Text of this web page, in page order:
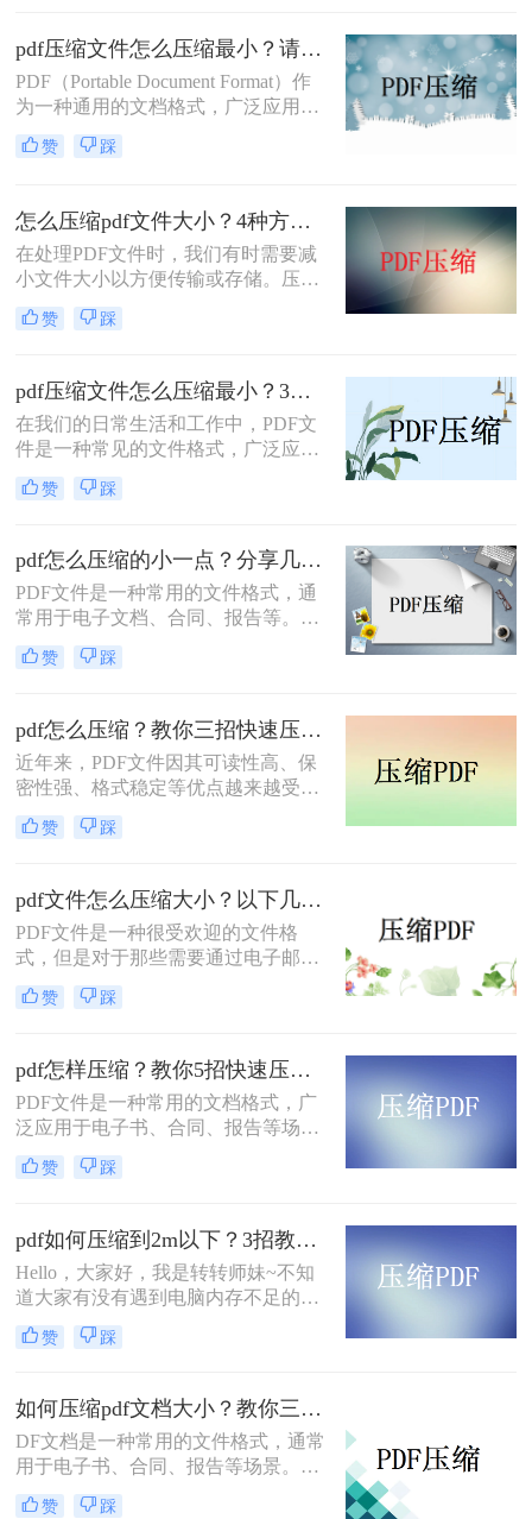
户发前，人都喜欢需要先把它们压
缩。当PDF文件太大的时候，如何进
行PDF如何压缩？还有什么压缩方式
可以把PDF文件压缩到最小？与大家
分享两种pdf压缩方法。
pdf压缩文件怎么压缩最小？请收好这些pdf压缩方法！
PDF（Portable Document Format）作
为一种通用的文档格式，广泛应用于
各个领域。然而，由于其较高的文件
大小，PDF文件在传输和存储过程中
文件过大的问题，本文将介绍pdf压缩
文件怎么压缩最小​技巧，帮助您最大
程度地压缩PDF文件的大小。
赞 踩
怎么压缩pdf文件大小？4种方法教你轻松搞定！
​在处理PDF文件时，我们有时需要减
小文件大小以方便传输或存储。压缩
PDF文件可以采取多种方法，包括使
用专业软件、在线工具或手机应用
文件大小方法。
赞 踩
pdf压缩文件怎么压缩最小？3种方法任你选择！
在我们的日常生活和工作中，PDF文
件是一种常见的文件格式，广泛应用
于各种场景。然而，有时候我们会遇
到PDF文件过大，导致传输、存储或
怎么压缩最小呢?下面小编将分享3种
简单的方法，让你可以轻松将PDF文
件变小。
赞 踩
pdf怎么压缩的小一点？分享几种好用的压缩方法！
PDF文件是一种常用的文件格式，通
常用于电子文档、合同、报告等。然
而，有时候PDF文件的大小会非常
大，导致传输和存储变得不太方便。
的技巧。下面将介绍几种pdf怎么压缩
的小一点方法。
赞 踩
pdf怎么压缩？教你三招快速压缩！
近年来，PDF文件因其可读性高、保
密性强、格式稳定等优点越来越受到
人们的青睐。但是，随之而来的问题
就是文件大小过大且不便于共享和传
为了许多人关注的焦点。本文将为大
家详细介绍pdf怎么压缩的方法和技
巧，帮助您更高效地完成压缩任务，
让您的工作变得更加便捷！
赞 踩
pdf文件怎么压缩大小？以下几种方法帮你轻松解决！
PDF文件是一种很受欢迎的文件格
式，但是对于那些需要通过电子邮件
或云存储服务发送PDF文件的人来
说，文件大小可能会成为一个问题，
制。在这种情况下，您需要一种方法
来快速减小PDF文件的大小。这里介
绍pdf文件怎么压缩大小方法来帮助您
压缩PDF文件。
赞 踩
pdf怎样压缩？教你5招快速压缩！
PDF文件是一种常用的文档格式，广
泛应用于电子书、合同、报告等场
景。由于PDF文件通常包含大量的文
本和图像信息，它们可能会占用大量
变慢，存储空间不足等问题。因此，
对PDF文件进行压缩是非常必要的。
下面将介绍几种常见的pdf怎样压缩方
法。
赞 踩
pdf如何压缩到2m以下？3招教会你！
Hello，大家好，我是转转师妹~不知
道大家有没有遇到电脑内存不足的情
况。其实我们在面对这种情况的时
候，只要将电脑里面的PDF文件进行
那么pdf如何压缩到2m以下呢？今天
我就分享给你PDF压缩大小方法。
赞 踩
如何压缩pdf文档大小？教你三种简单的压缩方法！
DF文档是一种常用的文件格式，通常
用于电子书、合同、报告等场景。由
于PDF文档通常包含大量的文本和图
赞 踩